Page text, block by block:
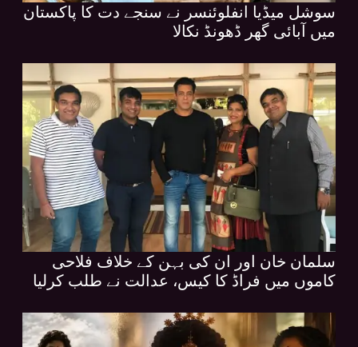
سوشل میڈیا انفلوئنسر نے سنجے دت کا پاکستان
میں آبائی گھر ڈھونڈ نکالا
سلمان خان اور ان کی بہن کے خلاف فلاحی
کاموں میں فراڈ کا کیس، عدالت نے طلب کرلیا